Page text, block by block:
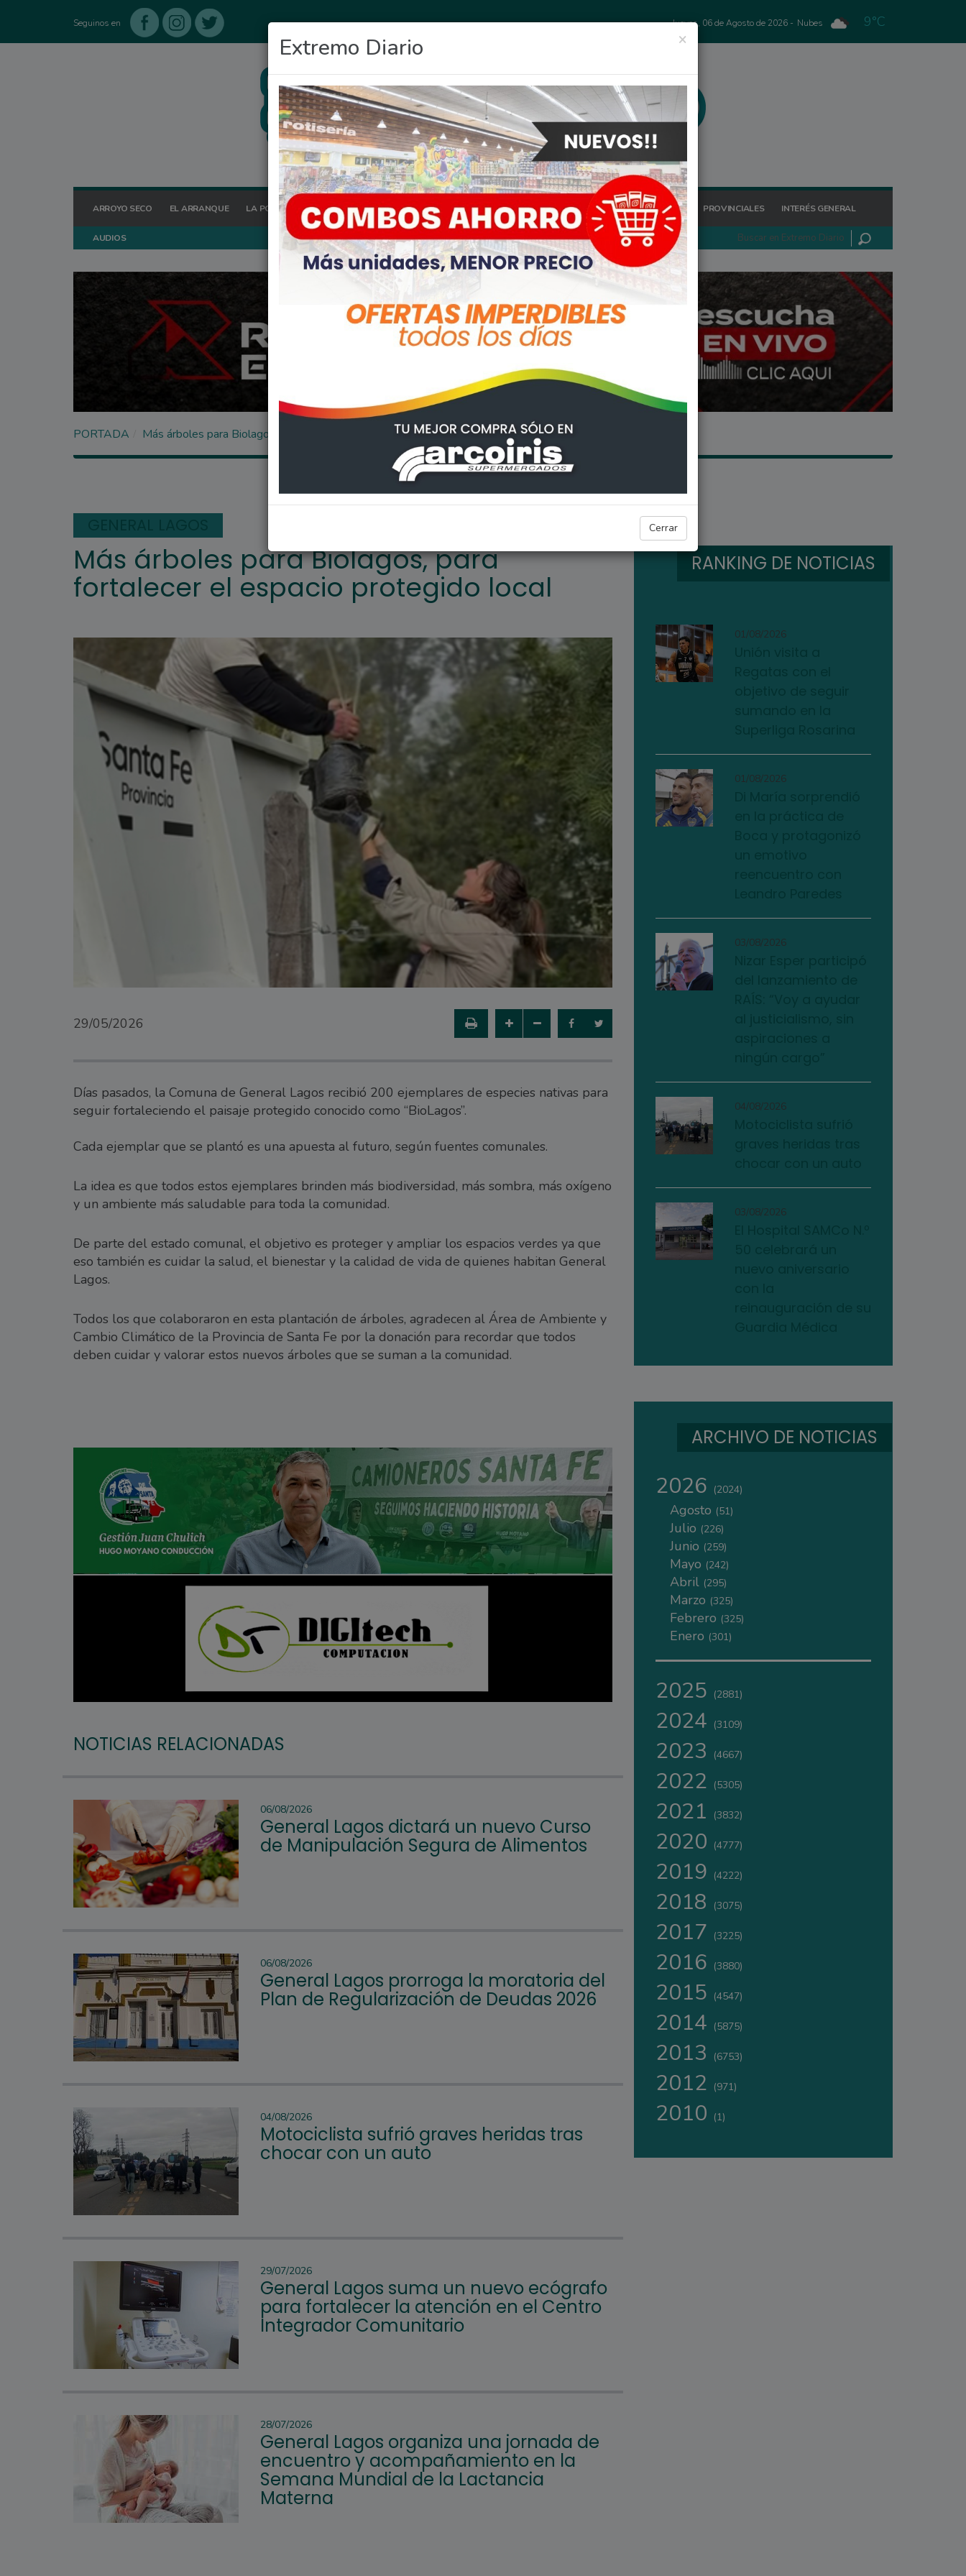
Seguinos en Jueves, 06 de Agosto de 2026 - Nubes 9°C
ARROYO SECO EL ARRANQUE LA POSTA HOY OCIO DEPORTES FIGHIERA GENERAL LAGOS POLICIALES REGIONALES PROVINCIALES INTERÉS GENERAL
AUDIOS
×
Extremo Diario
Cerrar
PORTADA Más árboles para Biolagos, para fortalecer el espacio protegido local
GENERAL LAGOS
Más árboles para Biolagos, para
fortalecer el espacio protegido local
29/05/2026
Días pasados, la Comuna de General Lagos recibió 200 ejemplares de especies nativas para
seguir fortaleciendo el paisaje protegido conocido como “BioLagos”.
Cada ejemplar que se plantó es una apuesta al futuro, según fuentes comunales.
La idea es que todos estos ejemplares brinden más biodiversidad, más sombra, más oxígeno
y un ambiente más saludable para toda la comunidad.
De parte del estado comunal, el objetivo es proteger y ampliar los espacios verdes ya que
eso también es cuidar la salud, el bienestar y la calidad de vida de quienes habitan General
Lagos.
Todos los que colaboraron en esta plantación de árboles, agradecen al Área de Ambiente y
Cambio Climático de la Provincia de Santa Fe por la donación para recordar que todos
deben cuidar y valorar estos nuevos árboles que se suman a la comunidad.
NOTICIAS RELACIONADAS
06/08/2026
General Lagos dictará un nuevo Curso
de Manipulación Segura de Alimentos
06/08/2026
General Lagos prorroga la moratoria del
Plan de Regularización de Deudas 2026
04/08/2026
Motociclista sufrió graves heridas tras
chocar con un auto
29/07/2026
General Lagos suma un nuevo ecógrafo
para fortalecer la atención en el Centro
Integrador Comunitario
28/07/2026
General Lagos organiza una jornada de
encuentro y acompañamiento en la
Semana Mundial de la Lactancia
Materna
RANKING DE NOTICIAS
01/08/2026
01/08/2026
03/08/2026
04/08/2026
03/08/2026
ARCHIVO DE NOTICIAS
2026 (2024)
Agosto (51)
Julio (226)
Junio (259)
Mayo (242)
Abril (295)
Marzo (325)
Febrero (325)
Enero (301)
2025 (2881)
2024 (3109)
2023 (4667)
2022 (5305)
2021 (3832)
2020 (4777)
2019 (4222)
2018 (3075)
2017 (3225)
2016 (3880)
2015 (4547)
2014 (5875)
2013 (6753)
2012 (971)
2010 (1)